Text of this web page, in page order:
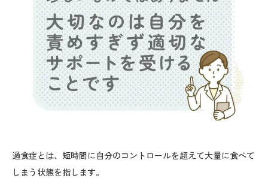
過食症とは、短時間に自分のコントロールを超えて大量に食べて
しまう状態を指します。